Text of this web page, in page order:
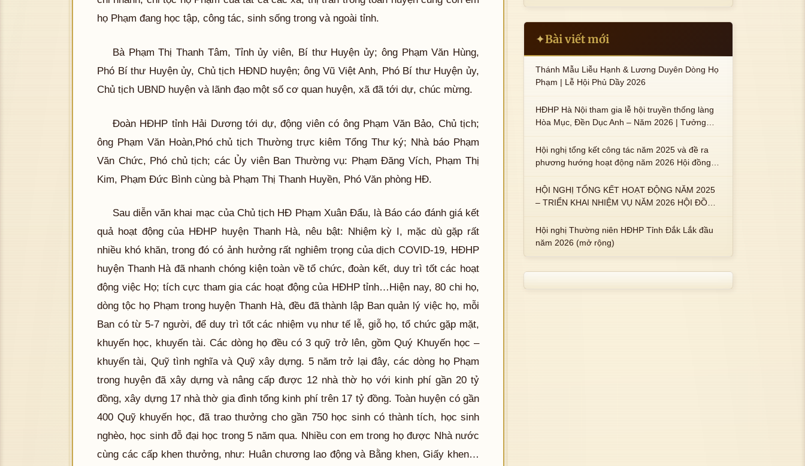
họ Phạm đang học tập, công tác, sinh sống trong và ngoài tỉnh.
Bà Phạm Thị Thanh Tâm, Tỉnh ủy viên, Bí thư Huyện ủy; ông Phạm Văn Hùng,
Phó Bí thư Huyện ủy, Chủ tịch HĐND huyện; ông Vũ Việt Anh, Phó Bí thư Huyện ủy,
Chủ tịch UBND huyện và lãnh đạo một số cơ quan huyện, xã đã tới dự, chúc mừng.
Đoàn HĐHP tỉnh Hải Dương tới dự, động viên có ông Phạm Văn Bảo, Chủ tịch;
ông Phạm Văn Hoàn,Phó chủ tịch Thường trực kiêm Tổng Thư ký; Nhà báo Phạm
Văn Chức, Phó chủ tịch; các Ủy viên Ban Thường vụ: Phạm Đăng Vích, Phạm Thị
Kim, Phạm Đức Bình cùng bà Phạm Thị Thanh Huyền, Phó Văn phòng HĐ.
Sau diễn văn khai mạc của Chủ tịch HĐ Phạm Xuân Đẩu, là Báo cáo đánh giá kết
quả hoạt động của HĐHP huyện Thanh Hà, nêu bật: Nhiệm kỳ I, mặc dù gặp rất
nhiều khó khăn, trong đó có ảnh hưởng rất nghiêm trọng của dịch COVID-19, HĐHP
huyện Thanh Hà đã nhanh chóng kiện toàn về tổ chức, đoàn kết, duy trì tốt các hoạt
động việc Họ; tích cực tham gia các hoạt động của HĐHP tỉnh…Hiện nay, 80 chi họ,
dòng tộc họ Phạm trong huyện Thanh Hà, đều đã thành lập Ban quản lý việc họ, mỗi
Ban có từ 5-7 người, để duy trì tốt các nhiệm vụ như tế lễ, giỗ họ, tổ chức gặp mặt,
khuyến học, khuyến tài. Các dòng họ đều có 3 quỹ trở lên, gồm Quý Khuyến học –
khuyến tài, Quỹ tình nghĩa và Quỹ xây dựng. 5 năm trở lại đây, các dòng họ Phạm
trong huyện đã xây dựng và nâng cấp được 12 nhà thờ họ với kinh phí gần 20 tỷ
đồng, xây dựng 17 nhà thờ gia đình tổng kinh phí trên 17 tỷ đồng. Toàn huyện có gần
400 Quỹ khuyến học, đã trao thưởng cho gần 750 học sinh có thành tích, học sinh
nghèo, học sinh đỗ đại học trong 5 năm qua. Nhiều con em trong họ được Nhà nước
cùng các cấp khen thưởng, như: Huân chương lao động và Bằng khen, Giấy khen…
✦Bài viết mới
Thánh Mẫu Liễu Hạnh & Lương Duyên Dòng Họ
Phạm | Lễ Hội Phủ Dầy 2026
HĐHP Hà Nội tham gia lễ hội truyền thống làng
Hòa Mục, Đền Dục Anh – Năm 2026 | Tưởng
Phạm Thị Uyển và 2 em trai : ngài Phạm Huy,
Phạm Miện
Hội nghị tổng kết công tác năm 2025 và đề ra
phương hướng hoạt động năm 2026 Hội đồng
HỘI NGHỊ TỔNG KẾT HOẠT ĐỘNG NĂM 2025
– TRIỂN KHAI NHIỆM VỤ NĂM 2026 HỘI ĐỒNG
Hội nghị Thường niên HĐHP Tỉnh Đắk Lắk đầu
năm 2026 (mở rộng)